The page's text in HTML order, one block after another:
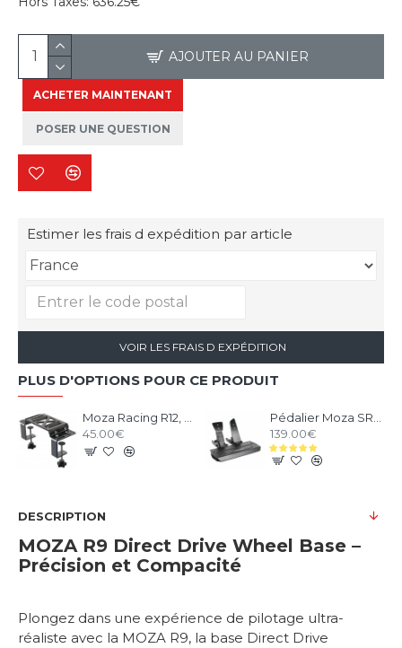
AJOUTER AU PANIER
ACHETER MAINTENANT
POSER UNE QUESTION
Estimer les frais d expédition par article
VOIR LES FRAIS D EXPÉDITION
PLUS D'OPTIONS POUR CE PRODUIT
45.00€
139.00€
DESCRIPTION
MOZA R9 Direct Drive Wheel Base –
Précision et Compacité
Plongez dans une expérience de pilotage ultra-
réaliste avec la MOZA R9, la base Direct Drive